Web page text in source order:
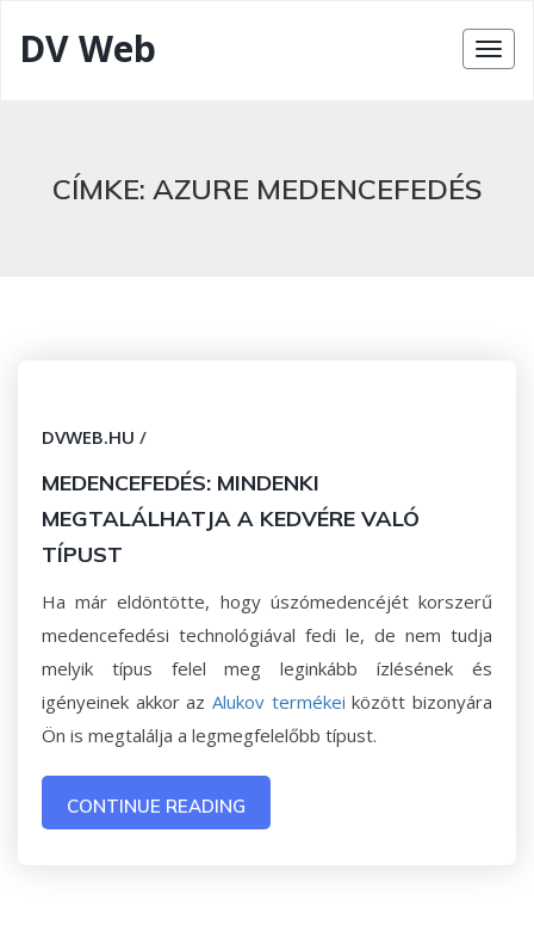
DV Web
CÍMKE: AZURE MEDENCEFEDÉS
DVWEB.HU /
MEDENCEFEDÉS: MINDENKI
MEGTALÁLHATJA A KEDVÉRE VALÓ
TÍPUST
Ha már eldöntötte, hogy úszómedencéjét korszerű
medencefedési technológiával fedi le, de nem tudja
melyik típus felel meg leginkább ízlésének és
igényeinek akkor az Alukov termékei között bizonyára
Ön is megtalálja a legmegfelelőbb típust.
CONTINUE READING